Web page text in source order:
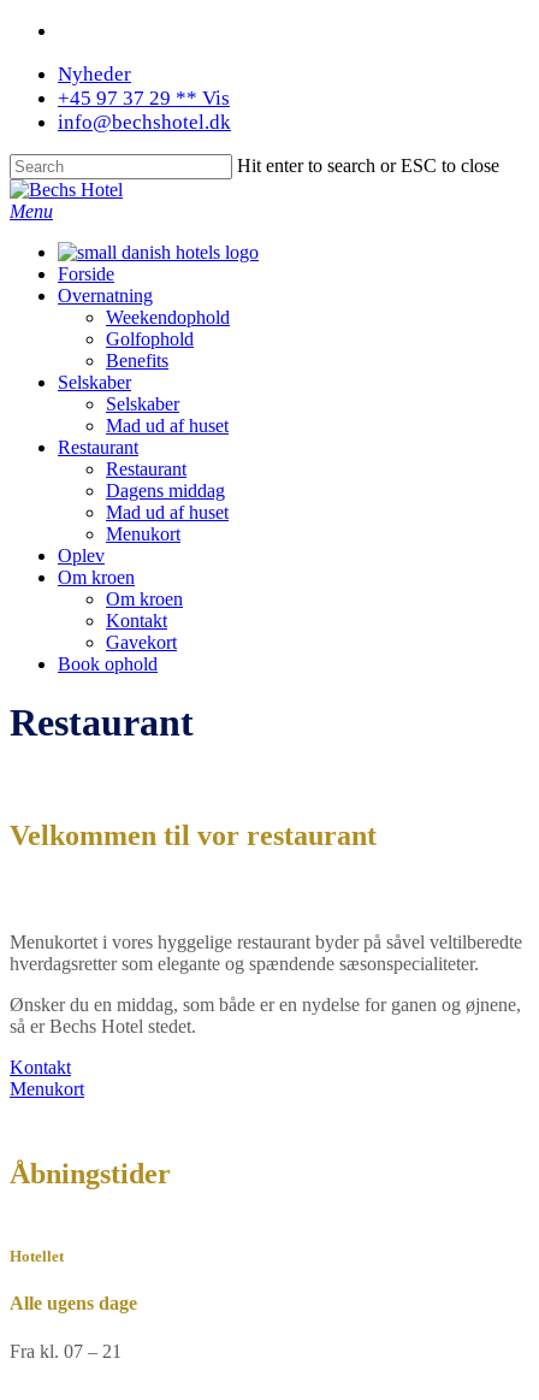
Nyheder
+45 97 37 29 ** Vis
info@bechshotel.dk
Hit enter to search or ESC to close
Menu
Forside
Overnatning
Weekendophold
Golfophold
Benefits
Selskaber
Selskaber
Mad ud af huset
Restaurant
Restaurant
Dagens middag
Mad ud af huset
Menukort
Oplev
Om kroen
Om kroen
Kontakt
Gavekort
Book ophold
Restaurant
Velkommen til vor restaurant
Menukortet i vores hyggelige restaurant byder på såvel veltilberedte
hverdagsretter som elegante og spændende sæsonspecialiteter.
Ønsker du en middag, som både er en nydelse for ganen og øjnene,
så er Bechs Hotel stedet.
Kontakt
Menukort
Åbningstider
Hotellet
Alle ugens dage
Fra kl. 07 – 21